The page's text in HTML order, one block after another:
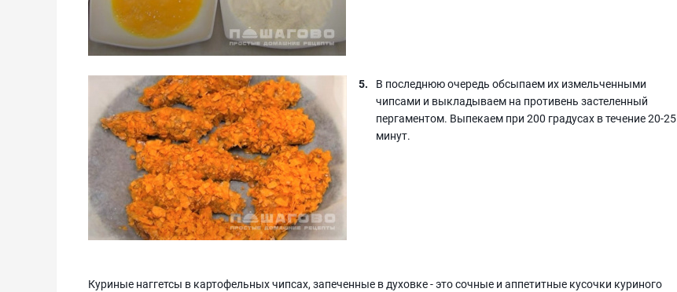
В последнюю очередь обсыпаем их измельченными
чипсами и выкладываем на противень застеленный
пергаментом. Выпекаем при 200 градусах в течение 20-25
минут.
Куриные наггетсы в картофельных чипсах, запеченные в духовке - это сочные и аппетитные кусочки куриного